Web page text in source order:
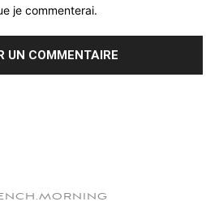
je commenterai.